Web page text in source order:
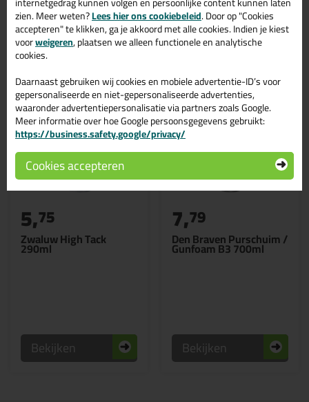
Gerelateerde producten
Zwaluw High Tack
290ml
5,75
Bekijken
Den Braven Purschuim /
Gunfoam B3 700ml
7,79
Bekijken
zien. Meer weten?Lees hier ons cookiebeleid. Door op "Cookies
accepteren" te klikken, ga je akkoord met alle cookies. Indien je kiest
voorweigeren, plaatsen we alleen functionele en analytische
cookies.
Daarnaast gebruiken wij cookies en mobiele advertentie-ID’s voor
gepersonaliseerde en niet-gepersonaliseerde advertenties,
waaronder advertentiepersonalisatie via partners zoals Google.
Meer informatie over hoe Google persoonsgegevens gebruikt:
https://business.safety.google/privacy/
Cookies accepteren